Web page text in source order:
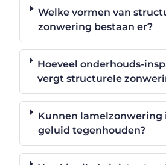
Welke vormen van
zonwering bestaan er?
Hoeveel onderhouds-
vergt structurele
Kunnen lamelzonwering
geluid tegenhouden?